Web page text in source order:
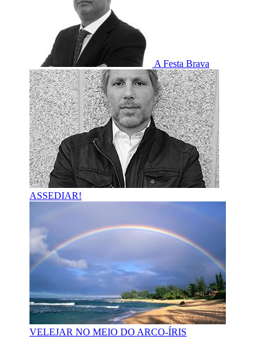
A Festa Brava
ASSEDIAR!
VELEJAR NO MEIO DO ARCO-ÍRIS